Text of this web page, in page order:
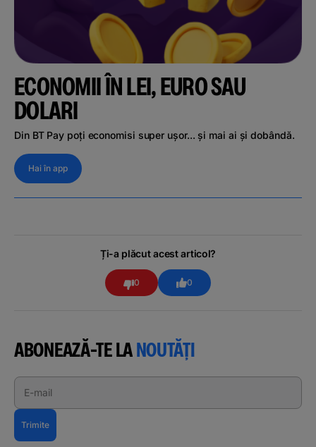
ECONOMII ÎN LEI, EURO SAU
DOLARI
Din BT Pay poți economisi super ușor... și mai ai și dobândă.
Hai în app
Ți-a plăcut acest articol?
0 0
ABONEAZĂ-TE LANOUTĂȚI
E-mail
Trimite